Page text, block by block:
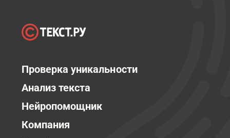
Проверка уникальности
Анализ текста
Нейропомощник
Компания